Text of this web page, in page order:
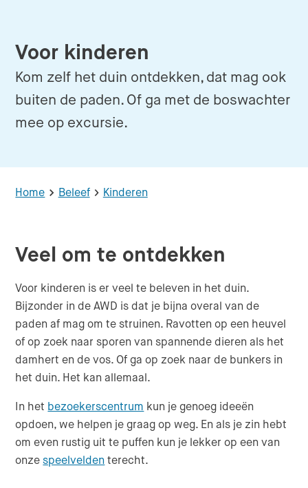
Voor kinderen
Kom zelf het duin ontdekken, dat mag ook
buiten de paden. Of ga met de boswachter
mee op excursie.
Home Beleef Kinderen
Veel om te ontdekken
Voor kinderen is er veel te beleven in het duin.
Bijzonder in de AWD is dat je bijna overal van de
paden af mag om te struinen. Ravotten op een heuvel
of op zoek naar sporen van spannende dieren als het
damhert en de vos. Of ga op zoek naar de bunkers in
het duin. Het kan allemaal.
In het bezoekerscentrum kun je genoeg ideeën
opdoen, we helpen je graag op weg. En als je zin hebt
om even rustig uit te puffen kun je lekker op een van
onzespeelvelden terecht.